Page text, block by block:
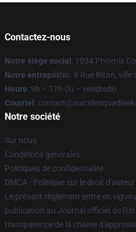
Contactez-nous
Notre siège social : 1034 Phoenix
Notre entrepôtNo. 6 Rue Ritan, ville
Heure: 9h – 17h (lu – vendredi)
Courriel :
Notre société
Sur nous
Conditions générales
Politiques de confidentialité
DMCA - Politique sur le droit d'auteur
Le présent règlement entre en
publication au Journal officiel de
transparence de la chaîne